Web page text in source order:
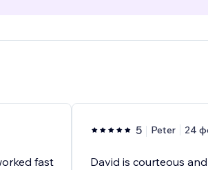
fast
5 Peter 24
David is courteous